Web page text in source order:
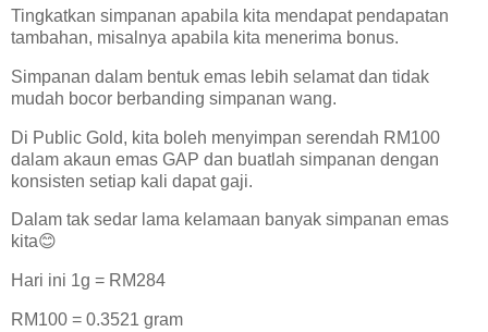
Tingkatkan simpanan apabila kita mendapat pendapatan
tambahan, misalnya apabila kita menerima bonus.
Simpanan dalam bentuk emas lebih selamat dan tidak
mudah bocor berbanding simpanan wang.
Di Public Gold, kita boleh menyimpan serendah RM100
dalam akaun emas GAP dan buatlah simpanan dengan
konsisten setiap kali dapat gaji.
Dalam tak sedar lama kelamaan banyak simpanan emas
kita😊
Hari ini 1g = RM284
RM100 = 0.3521 gram